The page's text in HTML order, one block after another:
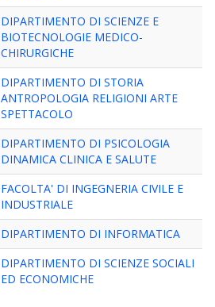
DIPARTIMENTO DI SCIENZE E
BIOTECNOLOGIE MEDICO-
CHIRURGICHE
DIPARTIMENTO DI STORIA
ANTROPOLOGIA RELIGIONI ARTE
SPETTACOLO
DIPARTIMENTO DI PSICOLOGIA
DINAMICA CLINICA E SALUTE
FACOLTA' DI INGEGNERIA CIVILE E
INDUSTRIALE
DIPARTIMENTO DI INFORMATICA
DIPARTIMENTO DI SCIENZE SOCIALI
ED ECONOMICHE